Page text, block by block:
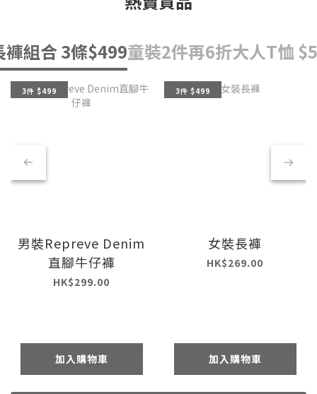
褲組合 3條$499童裝2件再6折大人T恤
3件 $499
男裝Repreve Denim
直腳牛仔褲
HK$299.00
加入購物車
3件 $499
女裝長褲
HK$269.00
加入購物車